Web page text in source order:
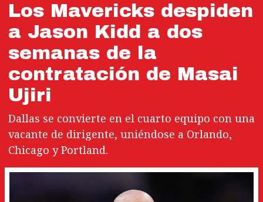
Los Mavericks despiden
a Jason Kidd a dos
semanas de la
contratación de Masai
Ujiri
Dallas se convierte en el cuarto equipo con una
vacante de dirigente, uniéndose a Orlando,
Chicago y Portland.